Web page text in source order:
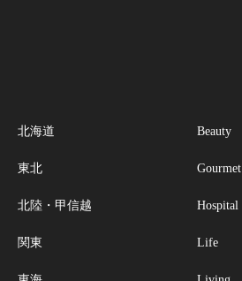
北海道
東北
北陸・甲信越
関東
Beauty
Gourmet
Hospital
Life